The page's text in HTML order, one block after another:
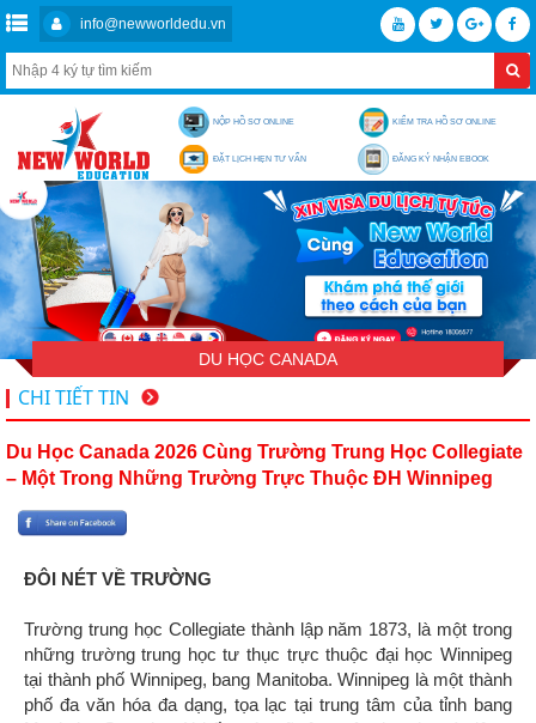
info@newworldedu.vn
NỘP HỒ SƠ ONLINE KIỂM TRA HỒ SƠ ONLINE
ĐẶT LỊCH HẸN TƯ VẤN ĐĂNG KÝ NHẬN EBOOK
DU HỌC CANADA
CHI TIẾT TIN
Du Học Canada 2026 Cùng Trường Trung Học Collegiate
– Một Trong Những Trường Trực Thuộc ĐH Winnipeg
ĐÔI NÉT VỀ TRƯỜNG
Trường trung học Collegiate thành lập năm 1873, là một trong
những trường trung học tư thục trực thuộc đại học Winnipeg
tại thành phố Winnipeg, bang Manitoba. Winnipeg là một thành
phố đa văn hóa đa dạng, tọa lạc tại trung tâm của tỉnh bang